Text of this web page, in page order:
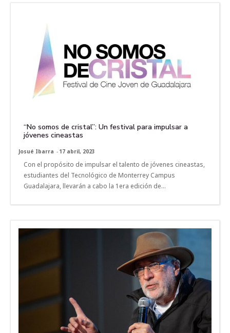
“No somos de cristal”: Un festival para impulsar a
jóvenes cineastas
Josué Ibarra - 17 abril, 2023
Con el propósito de impulsar el talento de jóvenes cineastas,
estudiantes del Tecnológico de Monterrey Campus
Guadalajara, llevarán a cabo la 1era edición de...